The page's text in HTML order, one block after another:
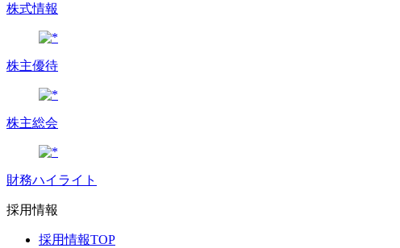
株式情報
株主優待
株主総会
財務ハイライト
採用情報
採用情報TOP